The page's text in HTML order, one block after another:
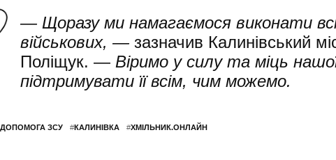
— Щоразу ми намагаємося виконати
військових, — зазначив Калинівський
Поліщук. —Віримо у силу та міць
підтримувати її всім, чим можемо.
ДОПОМОГА ЗСУ #КАЛИНІВКА #ХМІЛЬНИК.ОНЛАЙН